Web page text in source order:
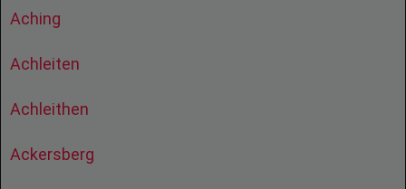
Aching
Achleiten
Achleithen
Ackersberg